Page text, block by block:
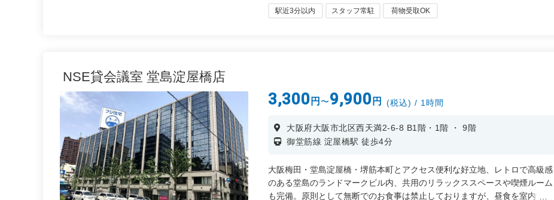
・ 会議。打ち合わせ、ミーティング
駅近3分以内 スタッフ常駐 荷物受取OK
NSE貸会議室 堂島淀屋橋店
3,300 円 〜9,900 円 (税込) / 1時間
大阪府大阪市北区西天満2-6-8 B1階・1階 ・ 9階
御堂筋線 淀屋橋駅 徒歩4分
大阪梅田・堂島淀屋橋・堺筋本町とアクセス便利な好立地、レトロで高級感
のある堂島のランドマークビル内、共用のリラックススペースや喫煙ルーム
も完備。原則として無断でのお食事は禁止しておりますが、昼食を室内で取